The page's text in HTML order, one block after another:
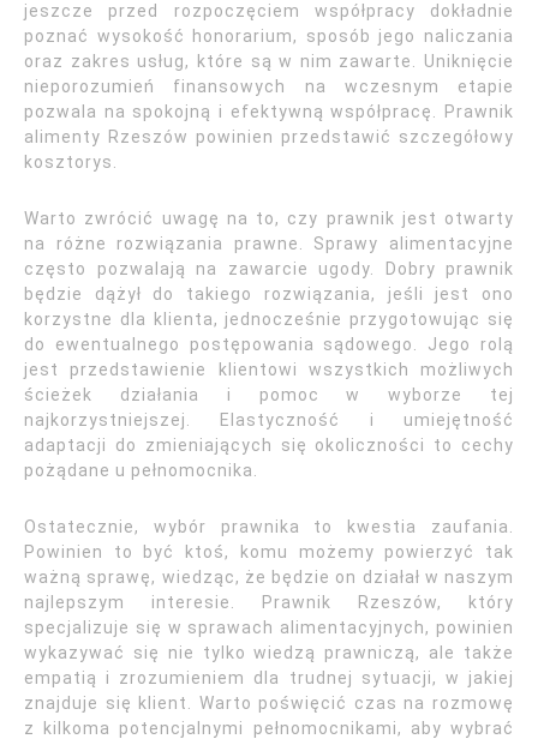
jeszcze przed rozpoczęciem współpracy dokładnie
poznać wysokość honorarium, sposób jego naliczania
oraz zakres usług, które są w nim zawarte. Uniknięcie
nieporozumień finansowych na wczesnym etapie
pozwala na spokojną i efektywną współpracę. Prawnik
alimenty Rzeszów powinien przedstawić szczegółowy
kosztorys.
Warto zwrócić uwagę na to, czy prawnik jest otwarty
na różne rozwiązania prawne. Sprawy alimentacyjne
często pozwalają na zawarcie ugody. Dobry prawnik
będzie dążył do takiego rozwiązania, jeśli jest ono
korzystne dla klienta, jednocześnie przygotowując się
do ewentualnego postępowania sądowego. Jego rolą
jest przedstawienie klientowi wszystkich możliwych
ścieżek działania i pomoc w wyborze tej
najkorzystniejszej. Elastyczność i umiejętność
adaptacji do zmieniających się okoliczności to cechy
pożądane u pełnomocnika.
Ostatecznie, wybór prawnika to kwestia zaufania.
Powinien to być ktoś, komu możemy powierzyć tak
ważną sprawę, wiedząc, że będzie on działał w naszym
najlepszym interesie. Prawnik Rzeszów, który
specjalizuje się w sprawach alimentacyjnych, powinien
wykazywać się nie tylko wiedzą prawniczą, ale także
empatią i zrozumieniem dla trudnej sytuacji, w jakiej
znajduje się klient. Warto poświęcić czas na rozmowę
z kilkoma potencjalnymi pełnomocnikami, aby wybrać